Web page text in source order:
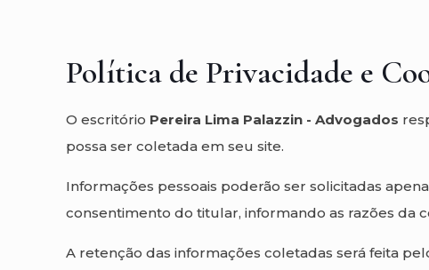
Política de Privacidade e
O escritório Pereira Lima Palazzin - Advogados
possa ser coletada em seu site.
Informações pessoais poderão ser solicitadas
consentimento do titular, informando as razões da
A retenção das informações coletadas será feita